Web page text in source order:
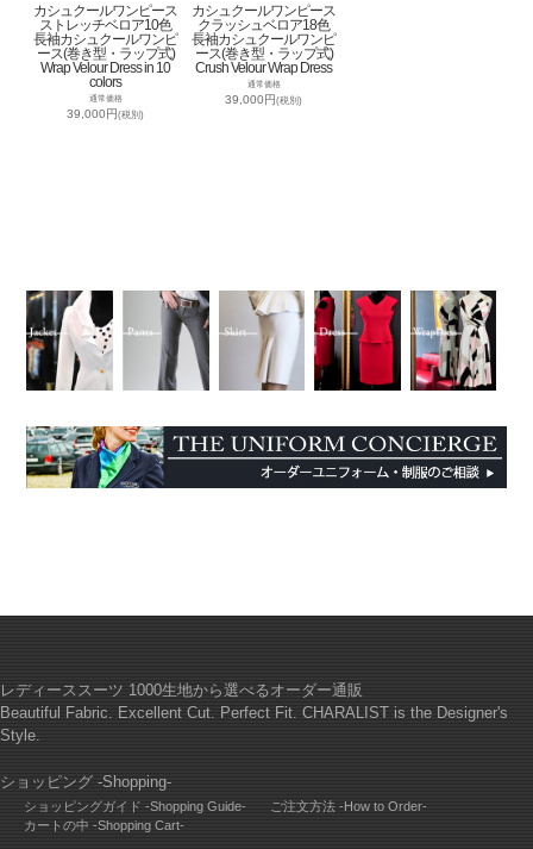
カシュクールワンピース
ストレッチベロア10色
長袖カシュクールワンピ
ース(巻き型・ラップ式)
Wrap Velour Dress in 10
colors
通常価格
39,000円(税別)
カシュクールワンピース
クラッシュベロア18色
長袖カシュクールワンピ
ース(巻き型・ラップ式)
Crush Velour Wrap Dress
通常価格
39,000円(税別)
レディーススーツ 1000生地から選べるオーダー通販
Beautiful Fabric. Excellent Cut. Perfect Fit. CHARALIST is the Designer's
Style.
ショッピング -Shopping-
ショッピングガイド -Shopping Guide-
ご注文方法 -How to Order-
カートの中 -Shopping Cart-